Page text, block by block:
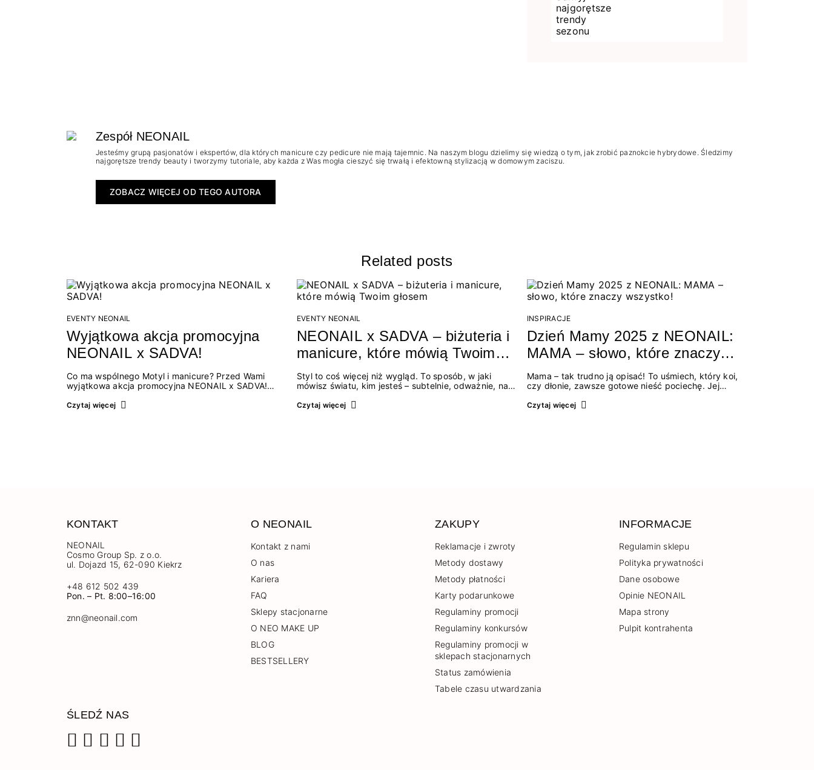
Zespół NEONAIL
Jesteśmy grupą pasjonatów i ekspertów, dla których manicure czy pedicure nie mają tajemnic. Na naszym blogu dzielimy się wiedzą o tym, jak zrobić paznokcie hybrydowe. Śledzimy
najgorętsze trendy beauty i tworzymy tutoriale, aby każda z Was mogła cieszyć się trwałą i efektowną stylizacją w domowym zaciszu.
ZOBACZ WIĘCEJ OD TEGO AUTORA
Related posts
EVENTY NEONAIL
Wyjątkowa akcja promocyjna
NEONAIL x SADVA!
Co ma wspólnego Motyl i manicure? Przed Wami
wyjątkowa akcja promocyjna NEONAIL x SADVA!
miłośniczek piękna i wyjątkowych detali! Marka
Czytaj więcej
EVENTY NEONAIL
NEONAIL x SADVA – biżuteria i
manicure, które mówią Twoim
głosem
Styl to coś więcej niż wygląd. To sposób, w jaki
mówisz światu, kim jesteś – subtelnie, odważnie, na
NEONAIL i marka biżuteryjna SADVA spotykają się
Czytaj więcej
INSPIRACJE
Dzień Mamy 2025 z NEONAIL:
MAMA – słowo, które znaczy
wszystko!
Mama – tak trudno ją opisać! To uśmiech, który koi,
czy dłonie, zawsze gotowe nieść pociechę. Jej
A czym dla Ciebie jest słowo „mama”? Za co chcesz
Czytaj więcej
KONTAKT
NEONAIL
Cosmo Group Sp. z o.o.
ul. Dojazd 15, 62-090 Kiekrz
+48 612 502 439
Pon. – Pt. 8:00–16:00
znn@neonail.com
O NEONAIL
Kontakt z nami
O nas
Kariera
FAQ
Sklepy stacjonarne
O NEO MAKE UP
BLOG
BESTSELLERY
ZAKUPY
Reklamacje i zwroty
Metody dostawy
Metody płatności
Karty podarunkowe
Regulaminy promocji
Regulaminy konkursów
Regulaminy promocji w
sklepach stacjonarnych
Status zamówienia
Tabele czasu utwardzania
INFORMACJE
Regulamin sklepu
Polityka prywatności
Dane osobowe
Opinie NEONAIL
Mapa strony
Pulpit kontrahenta
ŚLEDŹ NAS